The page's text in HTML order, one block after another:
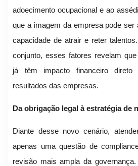
adoecimento ocupacional e ao
que a imagem da empresa pode ser
capacidade de atrair e reter
conjunto, esses fatores revelam
já têm impacto financeiro
resultados das empresas.
Da obrigação legal à estratégia de
Diante desse novo cenário,
apenas uma questão de
revisão mais ampla da